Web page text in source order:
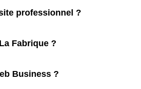
professionnel ?
Fabrique ?
Business ?